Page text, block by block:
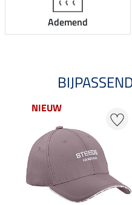
Ademend
NIEUW